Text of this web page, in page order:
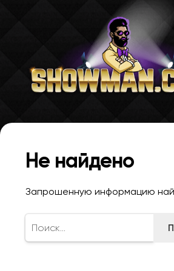
Не найдено
Запрошенную информацию